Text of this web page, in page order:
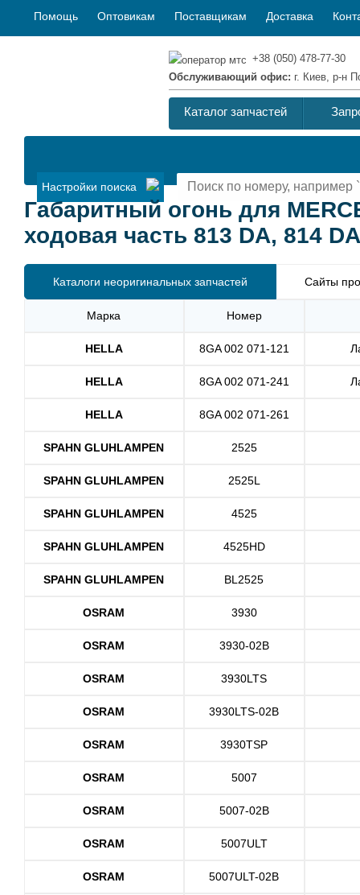
Помощь Оптовикам Поставщикам Доставка
+38 (050) 478-77-30
Обслуживающий офис: г. Киев, р-н
Каталог запчастей
Настройки поиска
Габаритный огонь для
ходовая часть 813 DA, 814
Каталоги неоригинальных запчастей Сайты
Марка Номер
HELLA 8GA 002 071-121
HELLA 8GA 002 071-241
HELLA 8GA 002 071-261
SPAHN GLUHLAMPEN 2525
SPAHN GLUHLAMPEN 2525L
SPAHN GLUHLAMPEN 4525
SPAHN GLUHLAMPEN 4525HD
SPAHN GLUHLAMPEN BL2525
OSRAM 3930
OSRAM 3930-02B
OSRAM 3930LTS
OSRAM 3930LTS-02B
OSRAM 3930TSP
OSRAM 5007
OSRAM 5007-02B
OSRAM 5007ULT
OSRAM 5007ULT-02B